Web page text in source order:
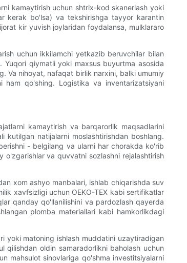
kamaytirish uchun shtrix-kod skanerlash yoki
kerak bo'lsa) va tekshirishga tayyor karantin
kir yuvish joylaridan foydalansa, mulklararo
uchun ikkilamchi yetkazib beruvchilar bilan
qiymatli yoki maxsus buyurtma asosida
Va nihoyat, nafaqat birlik narxini, balki umumiy
qo'shing. Logistika va inventarizatsiyani
kamaytirish va barqarorlik maqsadlarini
natijalarni moslashtirishdan boshlang.
- belgilang va ularni har chorakda ko'rib
va quvvatni sozlashni rejalashtirish
xom ashyo manbalari, ishlab chiqarishda suv
xavfsizligi uchun OEKO-TEX kabi sertifikatlar
qanday qo'llanilishini va pardozlash qayerda
plomba materiallari kabi hamkorlikdagi
yoki matoning ishlash muddatini uzaytiradigan
oldin samaradorlikni baholash uchun
mahsulot sinovlariga qo'shma investitsiyalarni